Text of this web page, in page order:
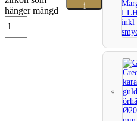
hänger mängd
i